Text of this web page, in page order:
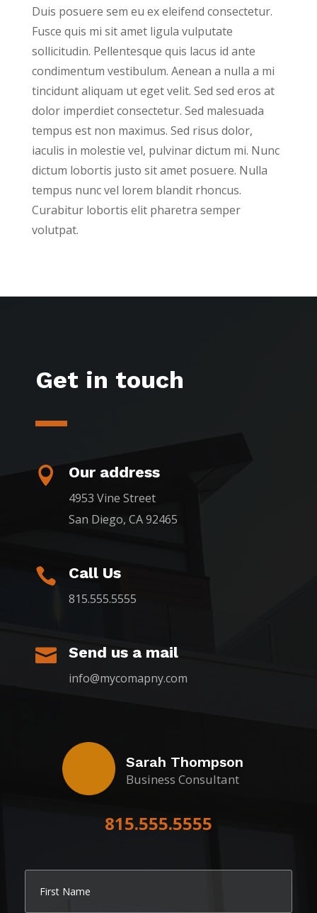
Duis posuere sem eu ex eleifend consectetur.
Fusce quis mi sit amet ligula vulputate
sollicitudin. Pellentesque quis lacus id ante
condimentum vestibulum. Aenean a nulla a mi
tincidunt aliquam ut eget velit. Sed sed eros at
dolor imperdiet consectetur. Sed malesuada
tempus est non maximus. Sed risus dolor,
iaculis in molestie vel, pulvinar dictum mi. Nunc
dictum lobortis justo sit amet posuere. Nulla
tempus nunc vel lorem blandit rhoncus.
Curabitur lobortis elit pharetra semper
volutpat.
Get in touch
 Our address
4953 Vine Street
San Diego, CA 92465
 Call Us
815.555.5555
 Send us a mail
info@mycomapny.com
Sarah Thompson
Business Consultant
815.555.5555